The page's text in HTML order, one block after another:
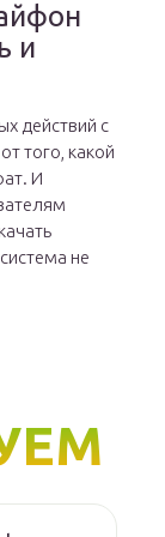
и
действий с
того, какой
И
не